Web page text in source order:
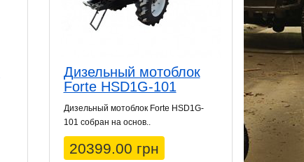
Дизельный мотоблок
Forte HSD1G-101
Дизельный мотоблок Forte HSD1G-
101 собран на основ..
20399.00 грн